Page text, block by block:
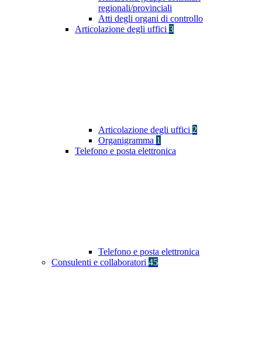
regionali/provinciali
Atti degli organi di controllo
Articolazione degli uffici 3
Articolazione degli uffici 2
Organigramma 1
Telefono e posta elettronica
Telefono e posta elettronica
Consulenti e collaboratori 45